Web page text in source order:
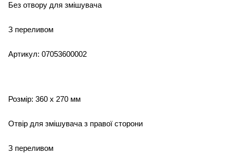
Без отвору для змішувача
З переливом
Артикул: 07053600002
Розмір: 360 x 270 мм
Отвір для змішувача з правої сторони
З переливом